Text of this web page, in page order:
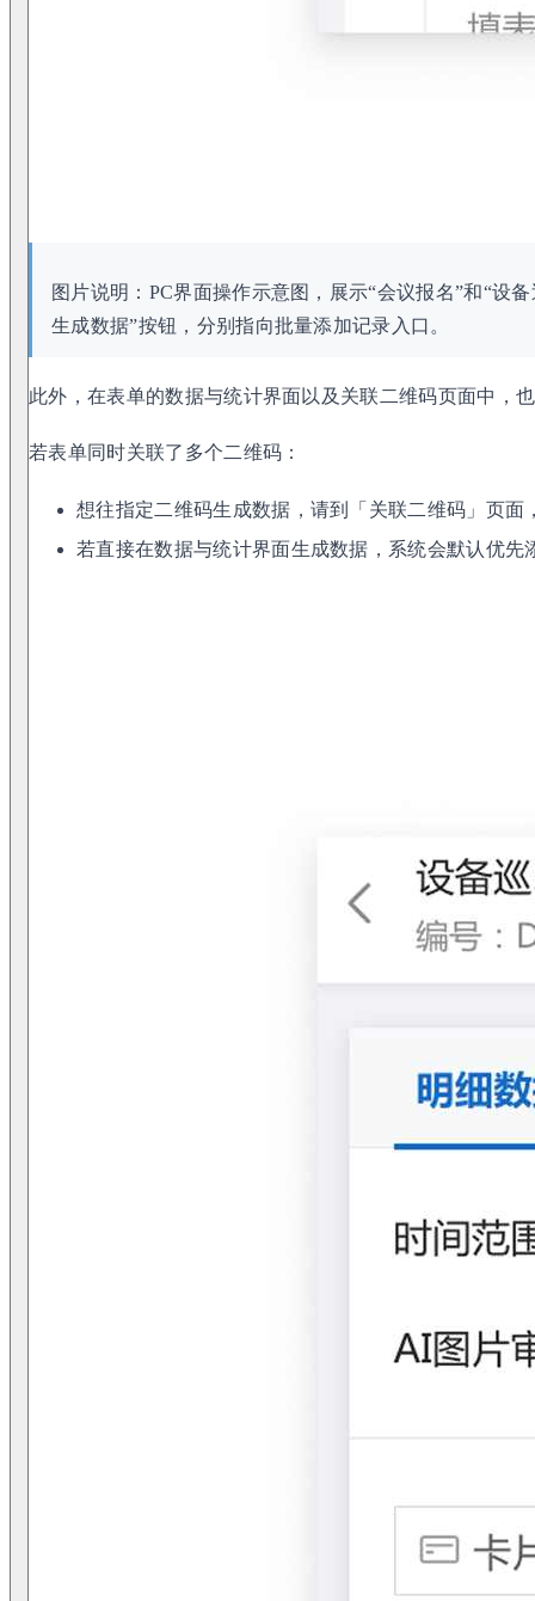
图片说明：PC界面操作示意图，展示“会议报名”和“设
生成数据”按钮，分别指向批量添加记录入口。
此外，在表单的数据与统计界面以及关联二维码页面中，
若表单同时关联了多个二维码：
想往指定二维码生成数据，请到「关联二维码」页面
若直接在数据与统计界面生成数据，系统会默认优先